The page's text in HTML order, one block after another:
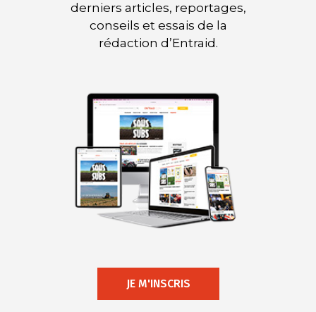
derniers articles, reportages,
conseils et essais de la
rédaction d’Entraid.
JE M'INSCRIS